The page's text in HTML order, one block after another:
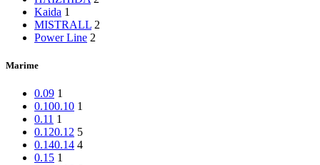
Kaida 1
MISTRALL 2
Power Line 2
Marime
0.09 1
0.100.10 1
0.11 1
0.120.12 5
0.140.14 4
0.15 1